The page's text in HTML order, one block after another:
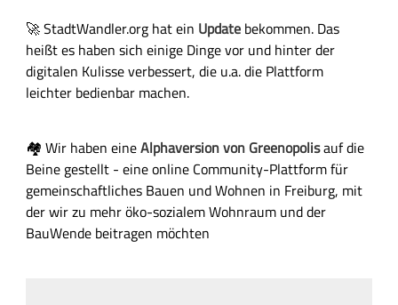
🚀 StadtWandler.org hat ein Updatebekommen. Das
heißt es haben sich einige Dinge vor und hinter der
digitalen Kulisse verbessert, die u.a. die Plattform
leichter bedienbar machen.
🏘️ Wir haben eineAlphaversion von Greenopolisauf die
Beine gestellt - eine online Community-Plattform für
gemeinschaftliches Bauen und Wohnen in Freiburg, mit
der wir zu mehr öko-sozialem Wohnraum und der
BauWende beitragen möchten